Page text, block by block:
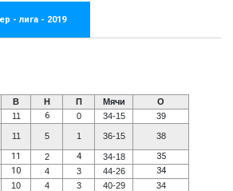
- лига - 2019
В Н П Мячи
О
11 6 0 34-15 39
11 5 1 36-15 38
11 2 4 34-18 35
10 4 3 44-26 34
10 4 3 40-29
34